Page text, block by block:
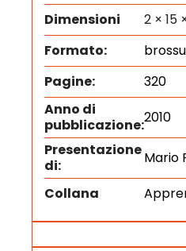
Dimensioni
2 × 15
Formato:
Pagine:
320
Anno di
pubblicazione:2010
Presentazione
di:
Mario
Collana